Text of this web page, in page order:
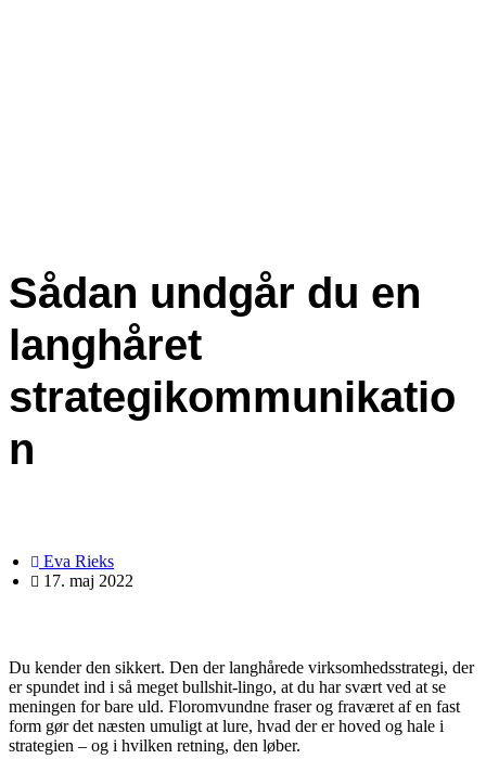
Sådan undgår du en
langhåret
strategikommunikatio
n
Eva Rieks
17. maj 2022
Du kender den sikkert. Den der langhårede virksomhedsstrategi, der
er spundet ind i så meget bullshit-lingo, at du har svært ved at se
meningen for bare uld. Floromvundne fraser og fraværet af en fast
form gør det næsten umuligt at lure, hvad der er hoved og hale i
strategien – og i hvilken retning, den løber.